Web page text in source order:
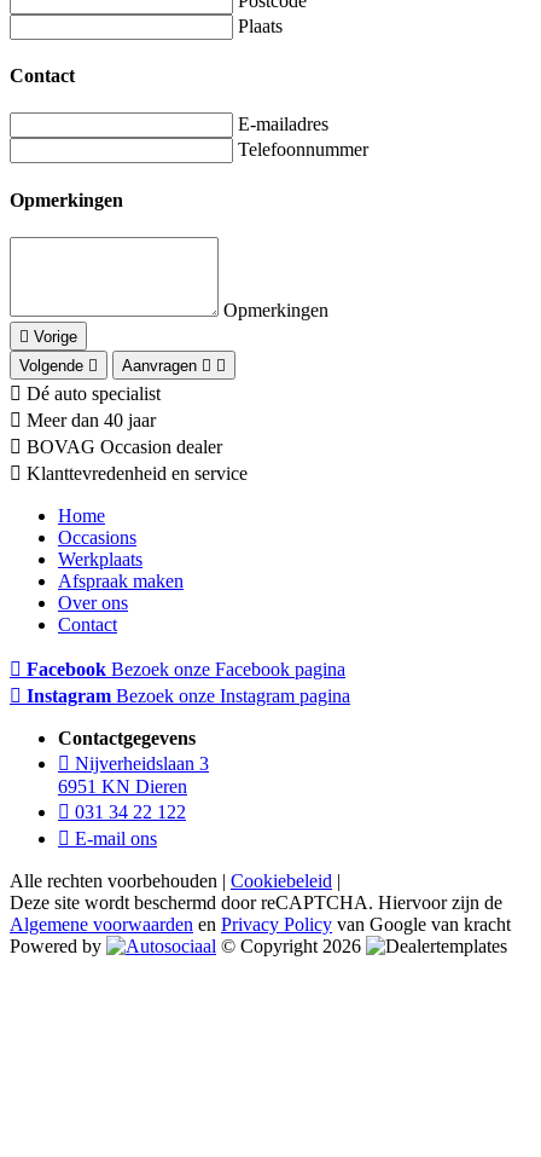
Plaats
Contact
E-mailadres
Telefoonnummer
Opmerkingen
Opmerkingen
Vorige
Volgende
Aanvragen
Dé auto specialist
Meer dan 40 jaar
BOVAG Occasion dealer
Klanttevredenheid en service
Home
Occasions
Werkplaats
Afspraak maken
Over ons
Contact
Facebook Bezoek onze Facebook pagina
Instagram Bezoek onze Instagram pagina
Contactgegevens
Nijverheidslaan 3
6951 KN Dieren
031 34 22 122
E-mail ons
Alle rechten voorbehouden | Cookiebeleid |
Deze site wordt beschermd door reCAPTCHA. Hiervoor zijn de
Algemene voorwaarden en Privacy Policy van Google van kracht
Powered by
© Copyright 2026